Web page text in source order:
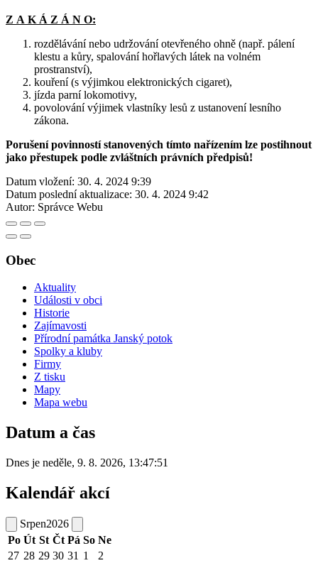
Z A K Á Z Á N O:
rozdělávání nebo udržování otevřeného ohně (např. pálení
klestu a kůry, spalování hořlavých látek na volném
prostranství),
kouření (s výjimkou elektronických cigaret),
jízda parní lokomotivy,
povolování výjimek vlastníky lesů z ustanovení lesního
zákona.
Porušení povinností stanovených tímto nařízením lze postihnout
jako přestupek podle zvláštních právních předpisů!
Datum vložení: 30. 4. 2024 9:39
Datum poslední aktualizace: 30. 4. 2024 9:42
Autor: Správce Webu
Obec
Aktuality
Události v obci
Historie
Zajímavosti
Přírodní památka Janský potok
Spolky a kluby
Firmy
Z tisku
Mapy
Mapa webu
Datum a čas
Dnes je neděle, 9. 8. 2026, 13:47:51
Kalendář akcí
Srpen2026
Po Út St Čt Pá So Ne
27 28 29 30 31 1 2